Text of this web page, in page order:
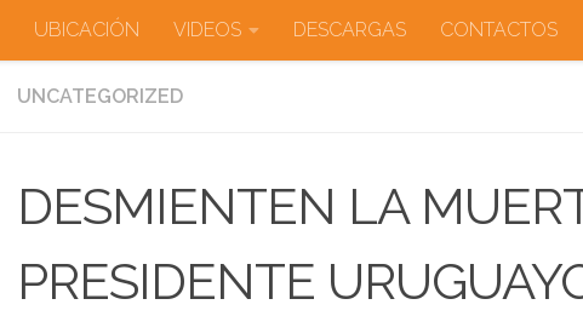
UBICACIÓN VIDEOS DESCARGAS CONTACTOS
UNCATEGORIZED
DESMIENTEN LA
PRESIDENTE